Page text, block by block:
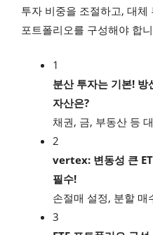
투자 비중을 조절하고, 대체
포트폴리오를 구성해야 합
1
분산 투자는 기본! 방
자산은?
채권, 금, 부동산 등
2
vertex: 변동성 큰
필수!
손절매 설정, 분할 매
3